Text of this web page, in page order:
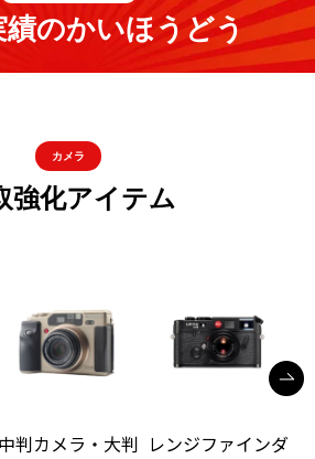
績のかいほうどう
カメラ
強化アイテム
中判カメラ・大判 レンジファインダ